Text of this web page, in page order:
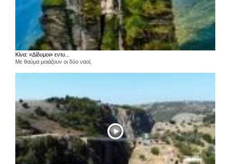
Κίνα: «Δίδυμοι» εντυ...
Με θαύμα μοιάζουν οι δύο ναοί,